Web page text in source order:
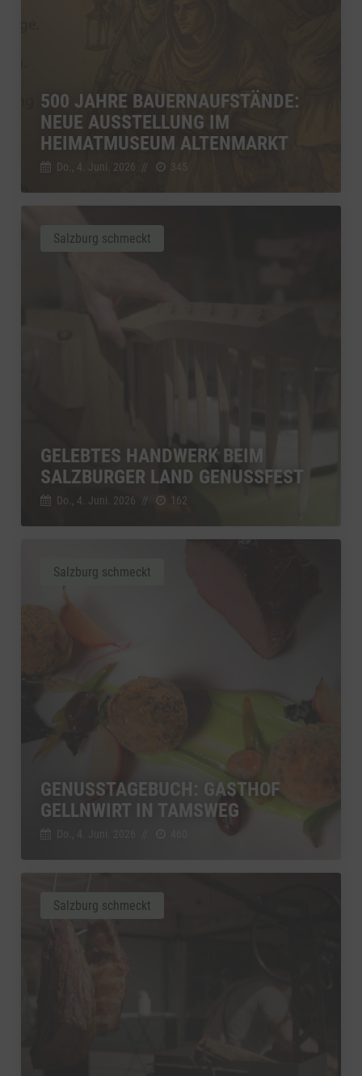
500 JAHRE BAUERNAUFSTÄNDE:
NEUE AUSSTELLUNG IM
HEIMATMUSEUM ALTENMARKT
Do., 4. Juni. 2026 // 345
GELEBTES HANDWERK BEIM
SALZBURGER LAND GENUSSFEST
Do., 4. Juni. 2026 // 162
Salzburg schmeckt
GENUSSTAGEBUCH: GASTHOF
GELLNWIRT IN TAMSWEG
Salzburg schmeckt
Salzburg schmeckt